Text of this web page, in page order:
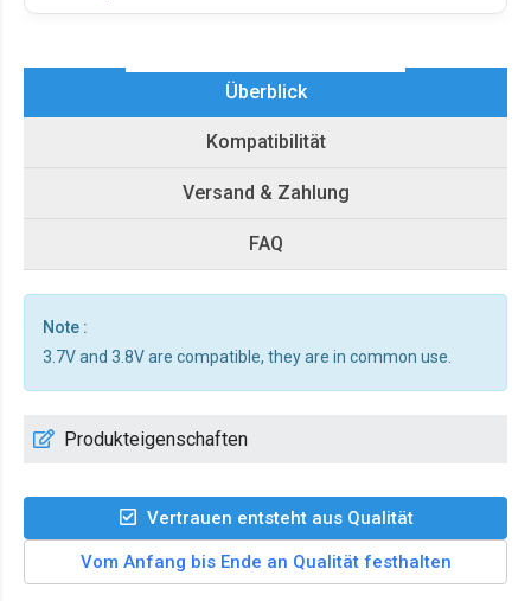
Überblick
Kompatibilität
Versand & Zahlung
FAQ
Note :
3.7V and 3.8V are compatible, they are in common use.
Produkteigenschaften
Vertrauen entsteht aus Qualität
Vom Anfang bis Ende an Qualität festhalten